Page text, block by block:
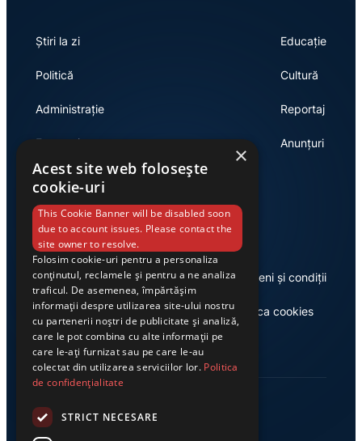
Știri la zi
Politică
Administrație
Economie
Educație
Cultură
Reportaj
Anunțuri
Link-uri utile
Despre noi
Casa de editură Exclusiv
Termeni și condiții
Politica cookies
×
Acest site web folosește
cookie-uri
This Cookie Banner will be disabled soon
due to account issues. Please contact the
site owner to resolve.
Folosim cookie-uri pentru a personaliza
conținutul, reclamele și pentru a ne analiza
traficul. De asemenea, împărtășim
informații despre utilizarea site-ului nostru
cu partenerii noștri de publicitate și analiză,
care le pot combina cu alte informații pe
care le-ați furnizat sau pe care le-au
colectat din utilizarea serviciilor lor. Politica
de confidențialitate
STRICT NECESARE